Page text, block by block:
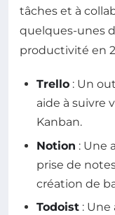
tâches et à
quelques-unes
productivité en
Trello : Un
aide à suivre
Kanban.
Notion : Une
prise de
création de
Todoist :